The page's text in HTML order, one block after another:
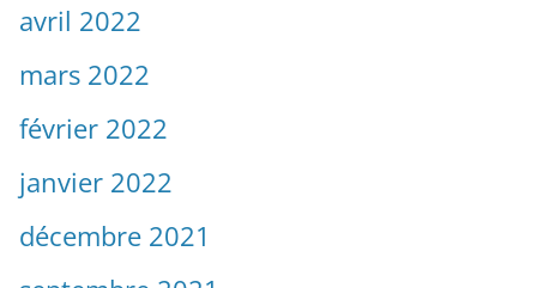
avril 2022
mars 2022
février 2022
janvier 2022
décembre 2021